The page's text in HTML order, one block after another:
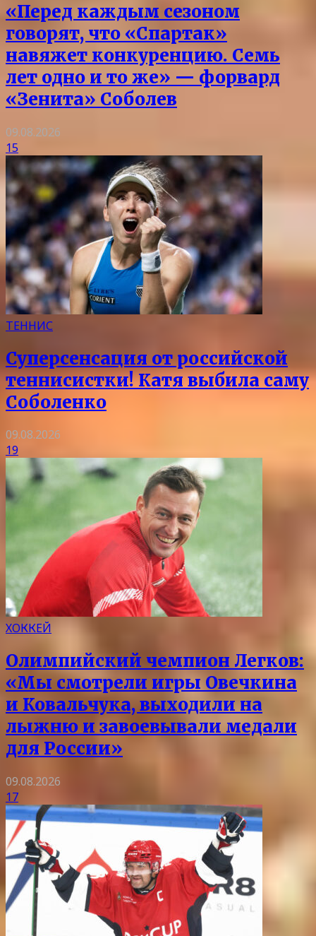
«Перед каждым сезоном
говорят, что «Спартак»
навяжет конкуренцию. Семь
лет одно и то же» — форвард
«Зенита» Соболев
09.08.2026
15
ТЕННИС
Суперсенсация от российской
теннисистки! Катя выбила саму
Соболенко
09.08.2026
19
ХОККЕЙ
Олимпийский чемпион Легков:
«Мы смотрели игры Овечкина
и Ковальчука, выходили на
лыжню и завоевывали медали
для России»
09.08.2026
17